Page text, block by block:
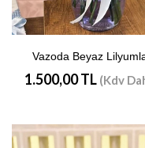
Vazoda Beyaz
1.500,00 TL (Kdv